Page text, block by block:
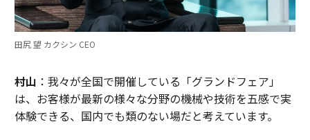
田尻 望 カクシン CEO
村山 ：我々が全国で開催している「グランドフェア」
は、お客様が最新の様々な分野の機械や技術を五感で実
体験できる、国内でも類のない場だと考えています。